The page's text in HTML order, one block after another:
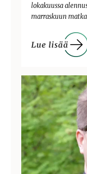
lokakuussa
marraskuun